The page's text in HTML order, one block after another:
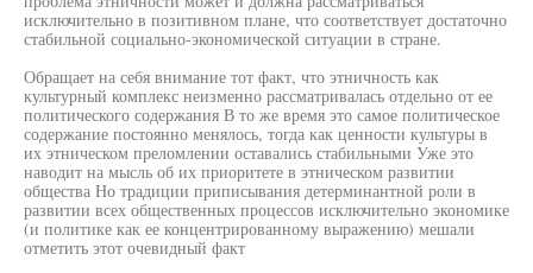
исключительно в позитивном плане, что соответствует достаточно
стабильной социально-экономической ситуации в стране.
Обращает на себя внимание тот факт, что этничность как
культурный комплекс неизменно рассматривалась отдельно от ее
политического содержания В то же время это самое политическое
содержание постоянно менялось, тогда как ценности культуры в
их этническом преломлении оставались стабильными Уже это
наводит на мысль об их приоритете в этническом развитии
общества Но традиции приписывания детерминантной роли в
развитии всех общественных процессов исключительно экономике
(и политике как ее концентрированному выражению) мешали
отметить этот очевидный факт